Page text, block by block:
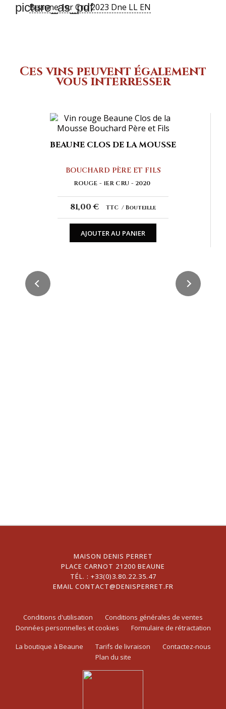
picture_as_pdf
Beaune 1er Cru 2023 Dne LL EN
Ces vins peuvent également
vous interresser
BEAUNE CLOS DE LA MOUSSE
BOUCHARD PÈRE ET FILS
ROUGE 1ER CRU 2020
81,00 € TTC Bouteille
AJOUTER AU PANIER
MAISON DENIS PERRET
PLACE CARNOT 21200 BEAUNE
TÉL. : +33(0)3.80.22.35.47
EMAIL CONTACT@DENISPERRET.FR
Conditions d'utilisation
Conditions générales de ventes
Données personnelles et cookies
Formulaire de rétractation
La boutique à Beaune Tarifs de livraison
Contactez-nous
Plan du site